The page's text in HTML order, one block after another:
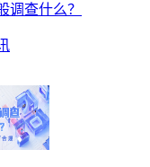
调查什么？